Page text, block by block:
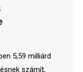
5,59 milliárd
számít,